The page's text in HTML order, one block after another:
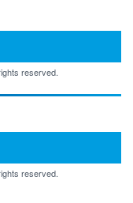
LA
reserved.
reserved.